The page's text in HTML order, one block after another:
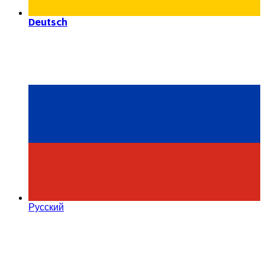
Deutsch
Русский